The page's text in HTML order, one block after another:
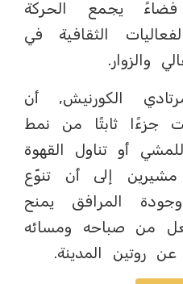
يجمع الحركة
الثقافية في
والزوار.
الكورنيش, أن
جزءًا ثابتًا من نمط
أو تناول القهوة
مشيرين إلى أن تنوّع
المرافق يمنح
من صباحه ومسائه
روتين المدينة.